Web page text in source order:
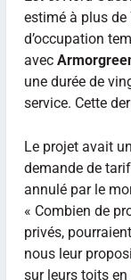
estimé à plus de
d’occupation
avec
une durée de
service. Cette
Le projet avait
demande de
annulé par le
« Combien de
privés,
nous leur
sur leurs toits en